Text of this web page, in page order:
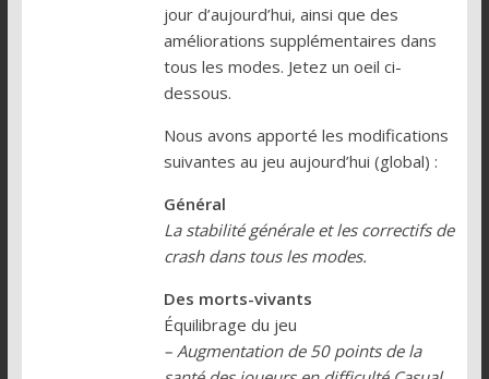
jour d’aujourd’hui, ainsi que des
améliorations supplémentaires dans
tous les modes. Jetez un oeil ci-
dessous.
Nous avons apporté les modifications
suivantes au jeu aujourd’hui (global) :
Général
La stabilité générale et les correctifs de
crash dans tous les modes.
Des morts-vivants
Équilibrage du jeu
– Augmentation de 50 points de la